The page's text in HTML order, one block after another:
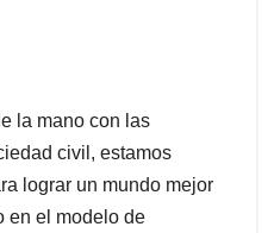
la mano con las
civil, estamos
lograr un mundo mejor
en el modelo de